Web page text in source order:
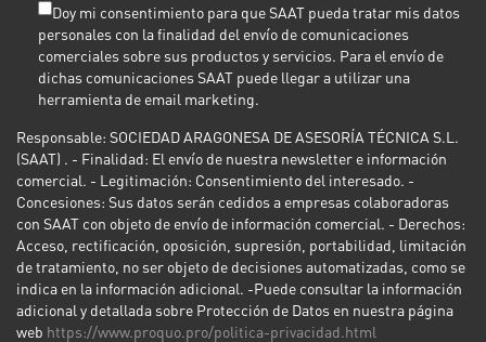
Doy mi consentimiento para que SAAT pueda tratar mis datos
personales con la finalidad del envío de comunicaciones
comerciales sobre sus productos y servicios. Para el envío de
dichas comunicaciones SAAT puede llegar a utilizar una
herramienta de email marketing.
Responsable: SOCIEDAD ARAGONESA DE ASESORÍA TÉCNICA S.L.
(SAAT) . - Finalidad: El envío de nuestra newsletter e información
comercial. - Legitimación: Consentimiento del interesado. -
Concesiones: Sus datos serán cedidos a empresas colaboradoras
con SAAT con objeto de envío de información comercial. - Derechos:
Acceso, rectificación, oposición, supresión, portabilidad, limitación
de tratamiento, no ser objeto de decisiones automatizadas, como se
indica en la información adicional. -Puede consultar la información
adicional y detallada sobre Protección de Datos en nuestra página
web https://www.proquo.pro/politica-privacidad.html